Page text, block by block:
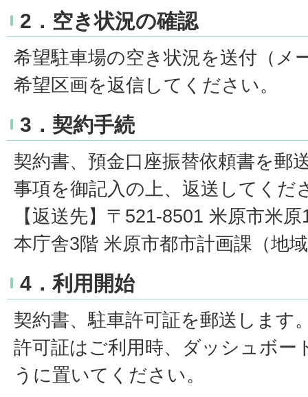
2．空き状況の確認
希望駐車場の空き状況を送付（メ
希望区画を返信してください。
3．契約手続
契約書、預金口座振替依頼書を郵
事項を御記入の上、返送してくだ
【返送先】〒521-8501 米原市米
本庁舎3階 米原市都市計画課（地
4．利用開始
契約書、駐車許可証を郵送します
許可証はご利用時、ダッシュボー
うに置いてください。